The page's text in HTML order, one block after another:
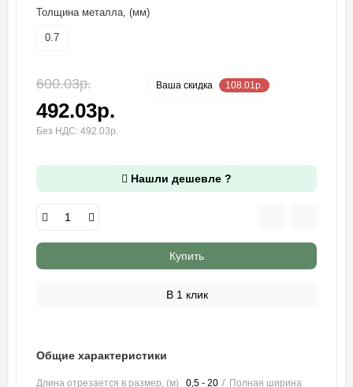
Толщина металла, (мм)
0.7
600.03р. Ваша cкидка 108.01р.
492.03р.
Без НДС: 492.03р.
Нашли дешевле ?
Купить
В 1 клик
Общие характеристики
Длина отрезается в размер, (м) 0,5 - 20
Полная ширина